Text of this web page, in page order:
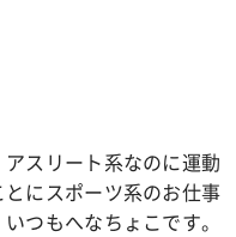
アスリート系なのに運動
にスポーツ系のお仕事
つもへなちょこです。